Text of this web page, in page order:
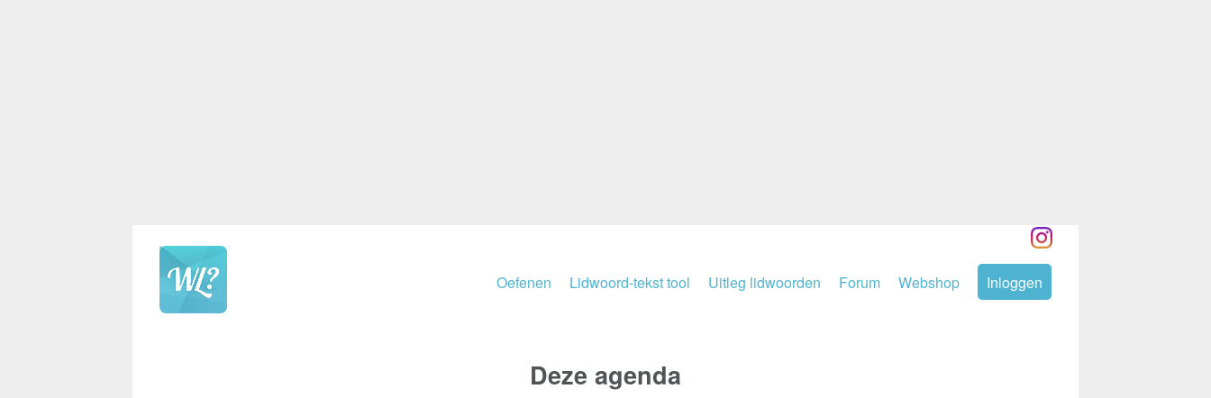
Oefenen Lidwoord-tekst tool Uitleg lidwoorden Forum Webshop Inloggen
Deze agenda